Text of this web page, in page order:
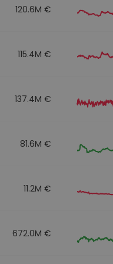
120.6M €
115.4M €
137.4M €
81.6M €
11.2M €
672.0M €